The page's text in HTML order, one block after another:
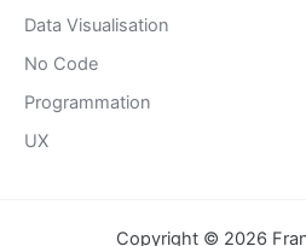
Data Visualisation
No Code
Programmation
UX
Copyright © 2026